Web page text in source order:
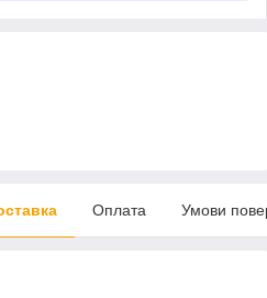
Оплата Умови